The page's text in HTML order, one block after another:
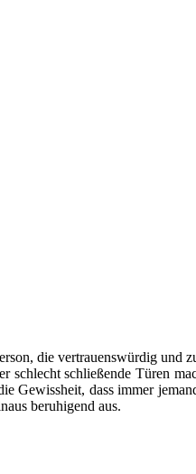
die vertrauenswürdig und
schlecht schließende Türen
Gewissheit, dass immer
beruhigend aus.